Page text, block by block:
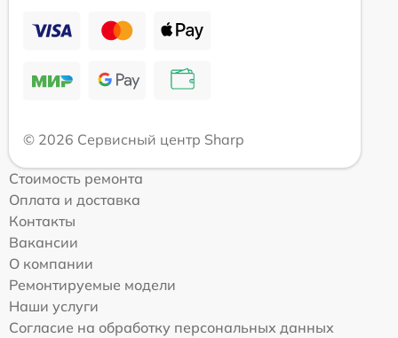
© 2026 Сервисный центр Sharp
Стоимость ремонта
Оплата и доставка
Контакты
Вакансии
О компании
Ремонтируемые модели
Наши услуги
Согласие на обработку персональных данных